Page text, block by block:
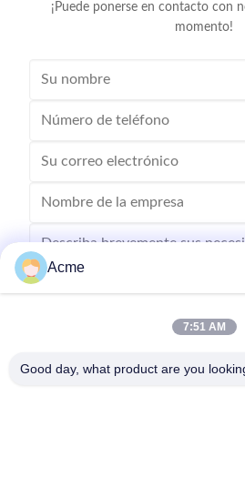
¡Puede ponerse en contacto con
momento!
Acme
7:51 AM
Good day, what product are you